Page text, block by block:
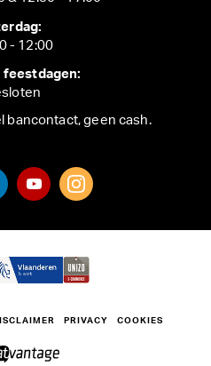
- 12:00
feestdagen:
bancontact, geen cash.
PRIVACY COOKIES